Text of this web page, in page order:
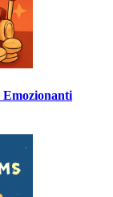
Emozionanti